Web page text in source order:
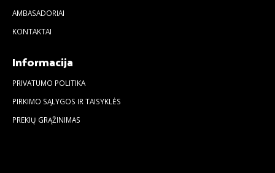
AMBASADORIAI
KONTAKTAI
Informacija
PRIVATUMO POLITIKA
PIRKIMO SĄLYGOS IR TAISYKLĖS
PREKIŲ GRĄŽINIMAS